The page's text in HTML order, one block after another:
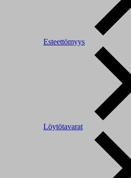
Esteettömyys
Löytötavarat